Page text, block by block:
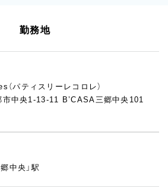
勤務地
パティスリーレコロレ）
市中央1-13-11 B’CASA三郷中央101
中央」駅